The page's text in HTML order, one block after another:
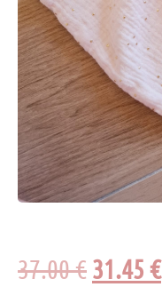
37.00€31.45 €